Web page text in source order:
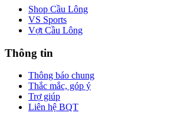
Shop Cầu Lông
VS Sports
Vợt Cầu Lông
Thông tin
Thông báo chung
Thắc mắc, góp ý
Trợ giúp
Liên hệ BQT